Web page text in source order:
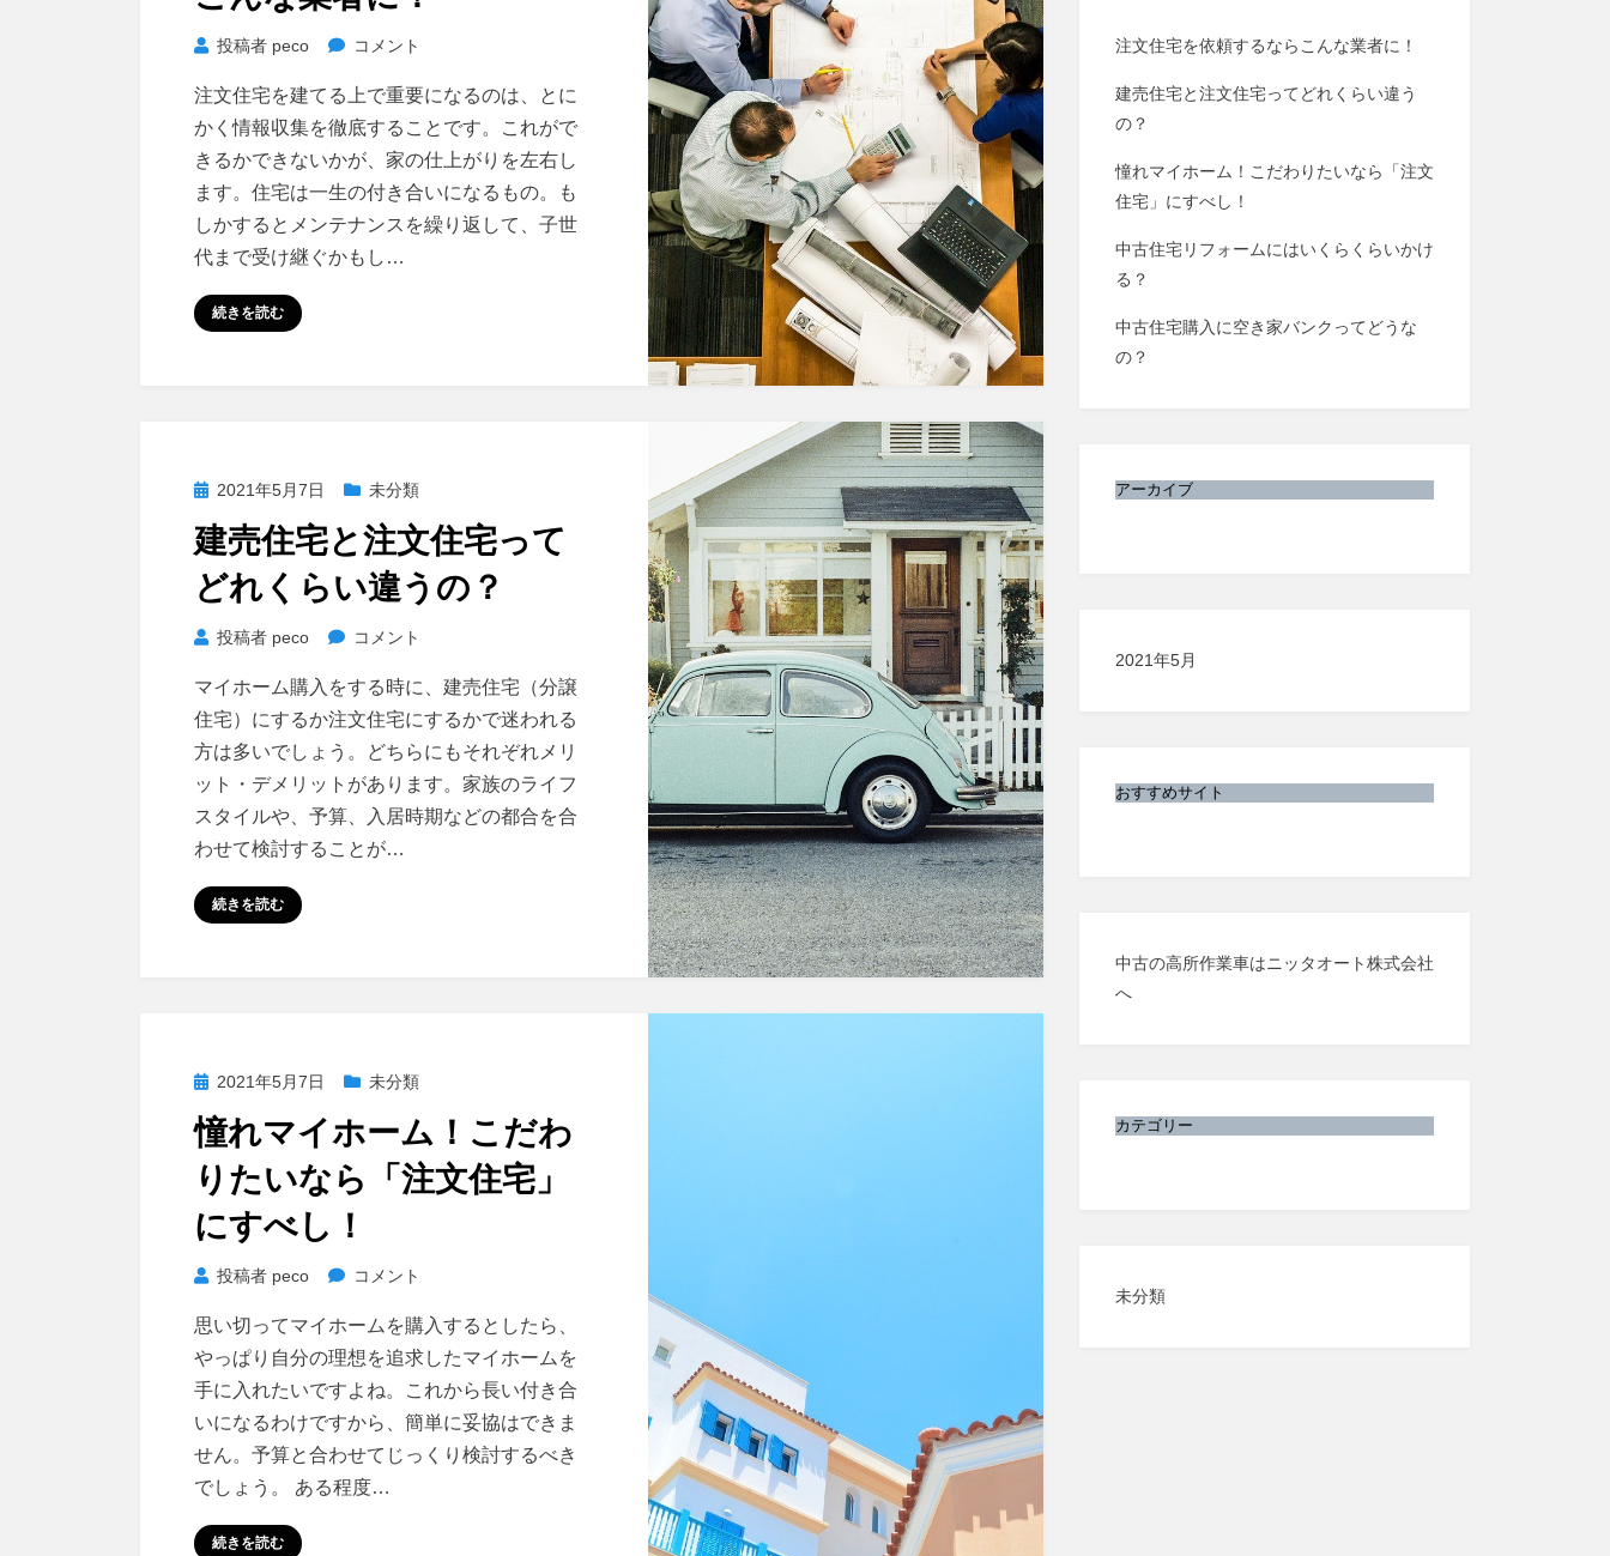
投稿者 peco
注
住
宅
を
依
頼
す
者
に！
に
コメント
注文住宅を建てる上で重要になるのは、とに
かく情報収集を徹底することです。これがで
きるかできないかが、家の仕上がりを左右し
ます。住宅は一生の付き合いになるもの。も
しかするとメンテナンスを繰り返して、子世
代まで受け継ぐかもし…
続きを読む
投
日:
2021年5月7日 未分類
建売住宅と注文住宅って
どれくらい違うの？
投稿者 peco
建
住
宅
と
注
住
い
う
の？
コメント
マイホーム購入をする時に、建売住宅（分譲
住宅）にするか注文住宅にするかで迷われる
方は多いでしょう。どちらにもそれぞれメリ
ット・デメリットがあります。家族のライフ
スタイルや、予算、入居時期などの都合を合
わせて検討することが…
続きを読む
投
日:
2021年5月7日 未分類
憧れマイホーム！こだわ
りたいなら「注文住宅」
にすべし！
投稿者 peco
憧
マ
イ
ホ
ー
ム！
こ
コメント
思い切ってマイホームを購入するとしたら、
やっぱり自分の理想を追求したマイホームを
手に入れたいですよね。これから長い付き合
いになるわけですから、簡単に妥協はできま
せん。予算と合わせてじっくり検討するべき
でしょう。 ある程度…
続きを読む
注文住宅を依頼するならこんな業者に！
建売住宅と注文住宅ってどれくらい違う
の？
憧れマイホーム！こだわりたいなら「注文
住宅」にすべし！
中古住宅リフォームにはいくらくらいかけ
る？
中古住宅購入に空き家バンクってどうな
の？
アーカイブ
2021年5月
おすすめサイト
中古の高所作業車はニッタオート株式会社
へ
カテゴリー
未分類